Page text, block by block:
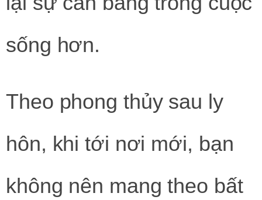
sống hơn.
Theo phong thủy sau ly
hôn, khi tới nơi mới, bạn
không nên mang theo bất